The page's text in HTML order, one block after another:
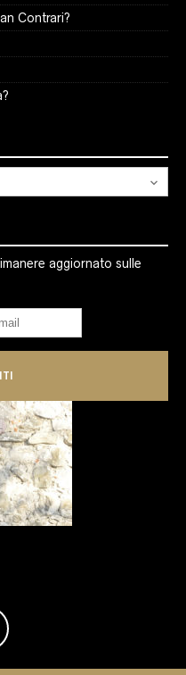
Contrari?
aggiornato sulle